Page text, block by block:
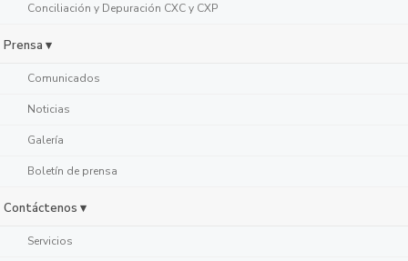
Conciliación y Depuración CXC y CXP
Prensa ▾
Comunicados
Noticias
Galería
Boletín de prensa
Contáctenos ▾
Servicios